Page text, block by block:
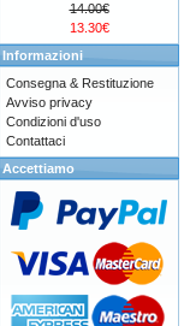
14.00€
13.30€
Informazioni
Consegna & Restituzione
Avviso privacy
Condizioni d'uso
Contattaci
Accettiamo